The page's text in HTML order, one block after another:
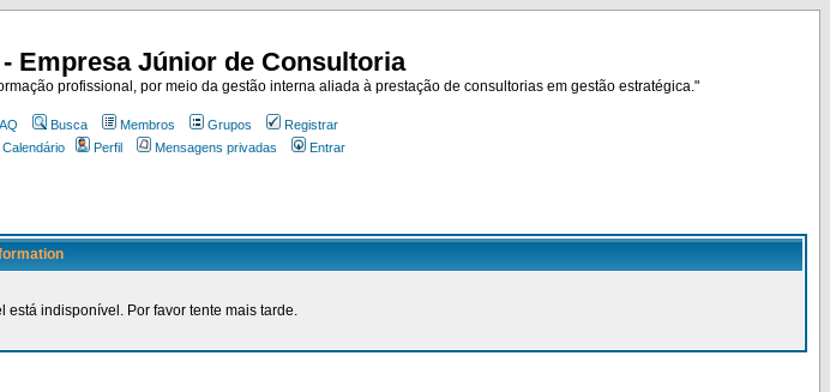
Empresa Júnior de Consultoria
profissional, por meio da gestão interna aliada à prestação de consultorias em gestão estratégica."
Busca Membros Grupos
Registrar
Calendário
Perfil Mensagens privadas Entrar
está indisponível. Por favor tente mais tarde.